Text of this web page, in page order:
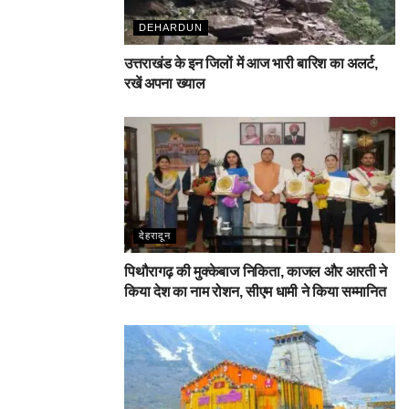
DEHARDUN
उत्तराखंड के इन जिलों में आज भारी बारिश का अलर्ट,
रखें अपना ख्याल
देहरादून
पिथौरागढ़ की मुक्केबाज निकिता, काजल और आरती ने
किया देश का नाम रोशन, सीएम धामी ने किया सम्मानित